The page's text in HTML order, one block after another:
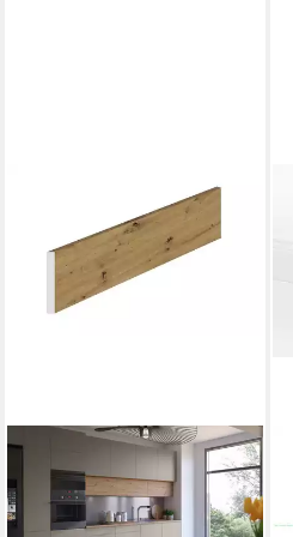
ROYAL24_MARKT
Sockelleiste - Schlussleiste
für elegante